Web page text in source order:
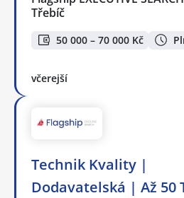
Třebíč
50 000 – 70 000 Kč
včerejší
Technik Kvality |
Dodavatelská | Až 50